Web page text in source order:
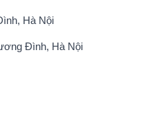
Hà Nội
Đình, Hà Nội